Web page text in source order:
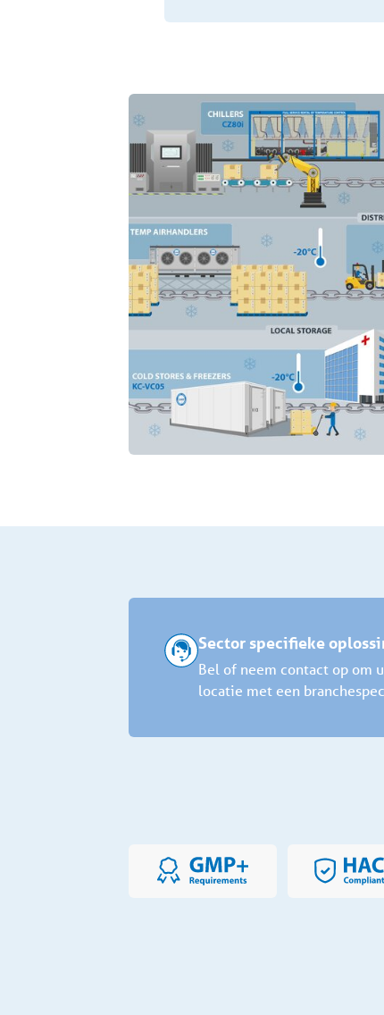
Sector specifieke
Bel of neem contact op om
locatie met een